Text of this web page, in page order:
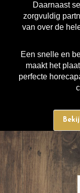
Daarnaast
zorgvuldig
van over de
Een snelle en
maakt het
perfecte